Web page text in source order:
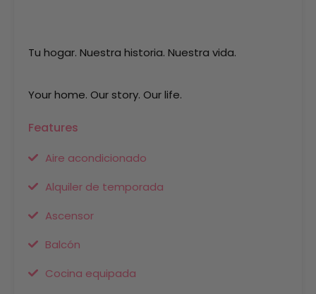
Tu hogar. Nuestra historia. Nuestra vida.
Your home. Our story. Our life.
Features
Aire acondicionado
Alquiler de temporada
Ascensor
Balcón
Cocina equipada